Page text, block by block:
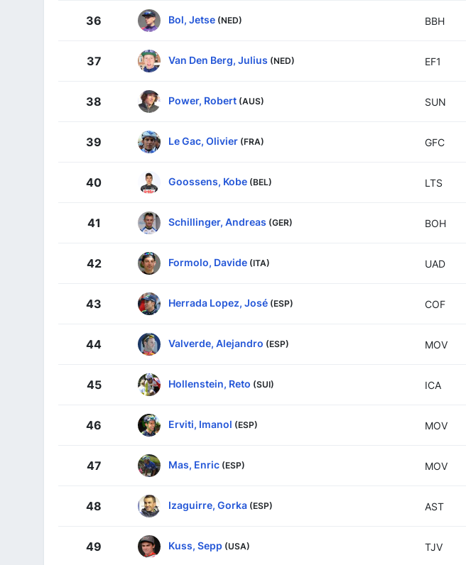
36 Bol, Jetse (NED) BBH
37 Van Den Berg, Julius (NED) EF1
38 Power, Robert (AUS) SUN
39 Le Gac, Olivier (FRA) GFC
40 Goossens, Kobe (BEL) LTS
41 Schillinger, Andreas (GER) BOH
42 Formolo, Davide (ITA) UAD
43 Herrada Lopez, José (ESP) COF
44 Valverde, Alejandro (ESP) MOV
45 Hollenstein, Reto (SUI) ICA
46 Erviti, Imanol (ESP) MOV
47 Mas, Enric (ESP) MOV
48 Izaguirre, Gorka (ESP) AST
49 Kuss, Sepp (USA) TJV